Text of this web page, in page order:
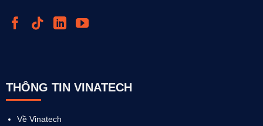
THÔNG TIN VINATECH
Về Vinatech